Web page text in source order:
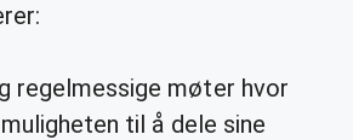
regelmessige møter hvor
til å dele sine